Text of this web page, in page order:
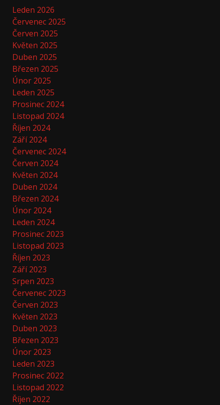
Leden 2026
Červenec 2025
Červen 2025
Květen 2025
Duben 2025
Březen 2025
Únor 2025
Leden 2025
Prosinec 2024
Listopad 2024
Říjen 2024
Září 2024
Červenec 2024
Červen 2024
Květen 2024
Duben 2024
Březen 2024
Únor 2024
Leden 2024
Prosinec 2023
Listopad 2023
Říjen 2023
Září 2023
Srpen 2023
Červenec 2023
Červen 2023
Květen 2023
Duben 2023
Březen 2023
Únor 2023
Leden 2023
Prosinec 2022
Listopad 2022
Říjen 2022